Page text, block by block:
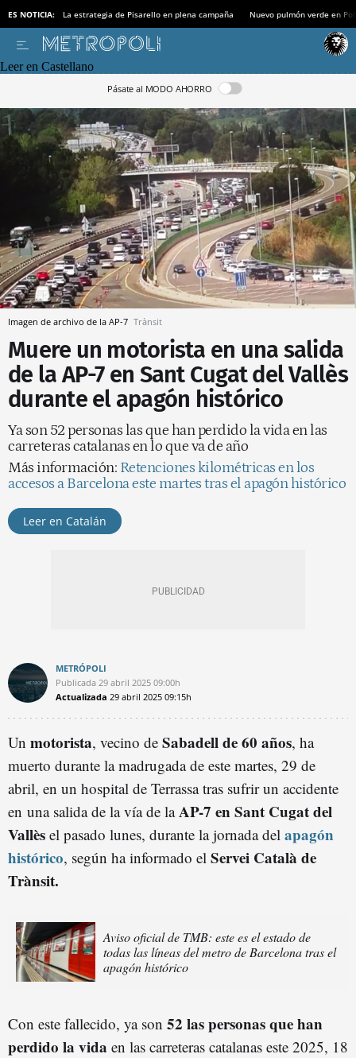
ES NOTICIA: La estrategia de Pisarello en plena campaña Nuevo pulmón verde en
Leer en Castellano
Pásate al MODO AHORRO
Imagen de archivo de la AP-7 Trànsit
Muere un motorista en una salida
de la AP-7 en Sant Cugat del Vallès
durante el apagón histórico
Ya son 52 personas las que han perdido la vida en las
carreteras catalanas en lo que va de año
Más información: Retenciones kilométricas en los
accesos a Barcelona este martes tras el apagón histórico
Leer en Catalán
METRÓPOLI
Publicada 29 abril 2025 09:00h
Actualizada 29 abril 2025 09:15h
Un motorista, vecino de Sabadell de 60 años, ha
muerto durante la madrugada de este martes, 29 de
abril, en un hospital de Terrassa tras sufrir un accidente
en una salida de la vía de laAP-7 en Sant Cugat del
Vallès el pasado lunes, durante la jornada del apagón
histórico, según ha informado el Servei Català de
Trànsit.
Aviso oficial de TMB: este es el estado de
todas las líneas del metro de Barcelona tras el
apagón histórico
Con este fallecido, ya son 52 las personas que han
perdido la vida en las carreteras catalanas este 2025, 18